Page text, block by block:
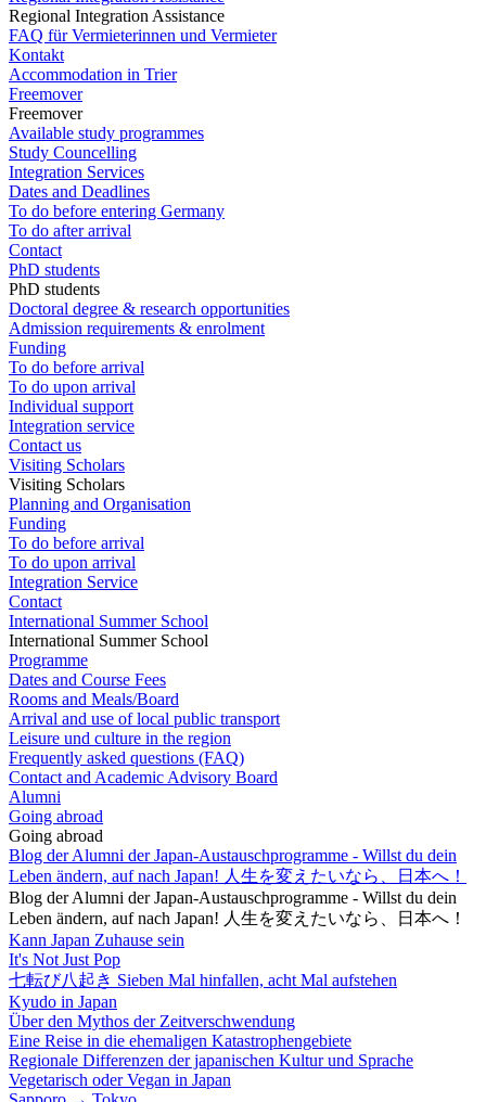
Regional Integration Assistance
FAQ für Vermieterinnen und Vermieter
Kontakt
Accommodation in Trier
Freemover
Freemover
Available study programmes
Study Councelling
Integration Services
Dates and Deadlines
To do before entering Germany
To do after arrival
Contact
PhD students
PhD students
Doctoral degree & research opportunities
Admission requirements & enrolment
Funding
To do before arrival
To do upon arrival
Individual support
Integration service
Contact us
Visiting Scholars
Visiting Scholars
Planning and Organisation
Funding
To do before arrival
To do upon arrival
Integration Service
Contact
International Summer School
International Summer School
Programme
Dates and Course Fees
Rooms and Meals/Board
Arrival and use of local public transport
Leisure und culture in the region
Frequently asked questions (FAQ)
Contact and Academic Advisory Board
Alumni
Going abroad
Going abroad
Blog der Alumni der Japan-Austauschprogramme - Willst du dein
Leben ändern, auf nach Japan! 人生を変えたいなら、日本へ！
Blog der Alumni der Japan-Austauschprogramme - Willst du dein
Leben ändern, auf nach Japan! 人生を変えたいなら、日本へ！
Kann Japan Zuhause sein
It's Not Just Pop
七転び八起き Sieben Mal hinfallen, acht Mal aufstehen
Kyudo in Japan
Über den Mythos der Zeitverschwendung
Eine Reise in die ehemaligen Katastrophengebiete
Regionale Differenzen der japanischen Kultur und Sprache
Vegetarisch oder Vegan in Japan